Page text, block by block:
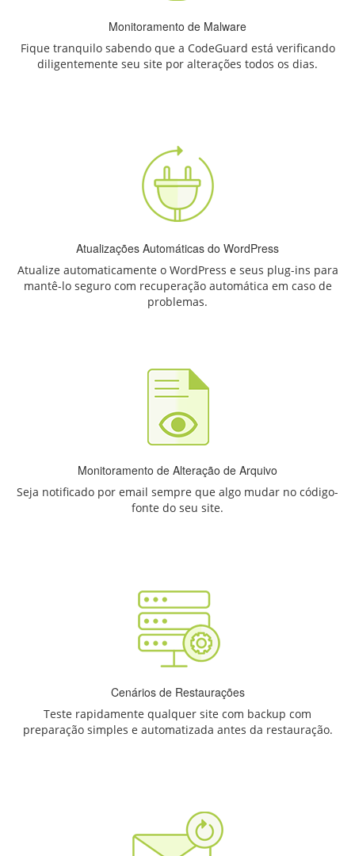
Monitoramento de Malware
Fique tranquilo sabendo que a CodeGuard está verificando
diligentemente seu site por alterações todos os dias.
Atualizações Automáticas do WordPress
Atualize automaticamente o WordPress e seus plug-ins para
mantê-lo seguro com recuperação automática em caso de
problemas.
Monitoramento de Alteração de Arquivo
Seja notificado por email sempre que algo mudar no código-
fonte do seu site.
Cenários de Restaurações
Teste rapidamente qualquer site com backup com
preparação simples e automatizada antes da restauração.